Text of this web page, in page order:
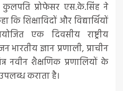
कुलपति प्रोफेसर एस.के.सिंह ने
शिक्षाविदों और विद्यार्थियों
एक दिवसीय राष्ट्रीय
ज्ञान प्रणाली, प्राचीन
नवीन शैक्षणिक प्रणालियों के
कराता है।